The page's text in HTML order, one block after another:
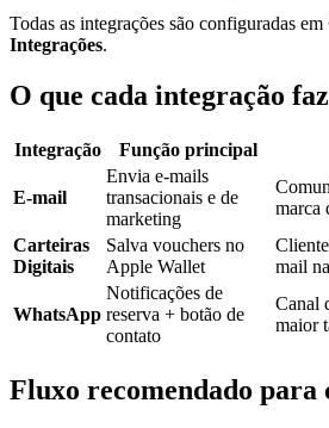
Todas as integrações são configuradas em
Integrações.
O que cada integração faz
Integração Função principal
E-mail
Envia e-mails
transacionais e de
marketing
marca
Carteiras
Digitais
Salva vouchers no
Apple Wallet
mail
WhatsApp
Notificações de
reserva + botão de
contato
Canal
maior
Fluxo recomendado para